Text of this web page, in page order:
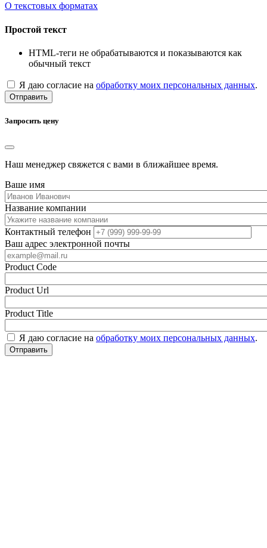
О текстовых форматах
Простой текст
HTML-теги не обрабатываются и показываются как
обычный текст
Я даю согласие на обработку моих персональных данных.
Отправить
Запросить цену
Наш менеджер свяжется с вами в ближайшее время.
Ваше имя
Название компании
Контактный телефон
Ваш адрес электронной почты
Product Code
Product Url
Product Title
Я даю согласие на обработку моих персональных данных.
Отправить